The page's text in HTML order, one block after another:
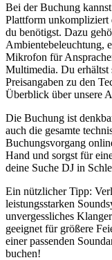
Bei der Buchung
Plattform unkompliziert
du benötigst. Dazu
Ambientebeleuchtung,
Mikrofon für
Multimedia. Du erhältst
Preisangaben zu den
Überblick über unsere
Die Buchung ist
auch die gesamte
Buchungsvorgang
Hand und sorgst für
deine Suche DJ in
Ein nützlicher Tipp:
leistungsstarken
unvergessliches
geeignet für größere
einer passenden
buchen!